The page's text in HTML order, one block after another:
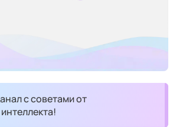
с советами от